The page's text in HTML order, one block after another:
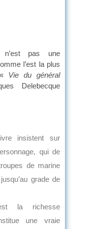
n’est pas une
l’est la plus
Vie du général
Delebecque
insistent sur
qui de
de marine
grade de
la richesse
une vraie